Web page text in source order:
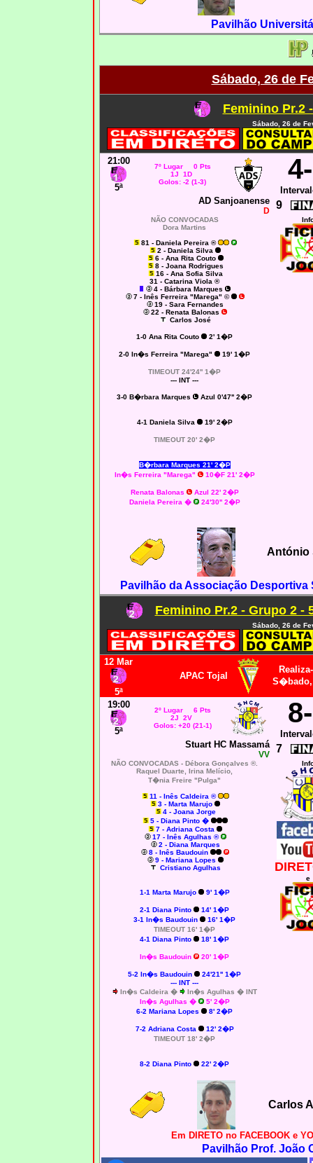
Pavilhão
Sábado, 26 de
Feminino Pr.2
Sábado, 26 de
21:00
5ª
7º Lugar 0 Pts
1J 1D
Golos: -2 (1-3)
AD Sanjoanense
D 9
NÃO CONVOCADAS
Dora Martins
81 - Daniela Pereira ®
2 - Daniela Silva
6 - Ana Rita Couto
8 - Joana Rodrigues
16 - Ana Sofia Silva
31 - Catarina Viola ®
4 - Bárbara Marques
7 - Inês Ferreira "Marega" ©
19 - Sara Fernandes
22 - Renata Balonas
Carlos José
1-0 Ana Rita Couto 2' 1�P
2-0 In�s Ferreira "Marega" 19' 1�P
TIMEOUT 24'24'' 1�P
--- INT ---
3-0 B�rbara Marques Azul 0'47'' 2�P
4-1 Daniela Silva 19' 2�P
TIMEOUT 20' 2�P
B�rbara Marques 21' 2�P
In�s Ferreira "Marega"
10�F 21' 2�P
Renata Balonas
Azul 22' 2�P
Daniela Pereira �
24'30'' 2�P
António
Pavilhão da Associação
Feminino Pr.2 - Grupo 2 -
Sábado, 26 de
12 Mar
5ª
APAC Tojal
S�bado,
19:00
5ª
2º Lugar 6 Pts
2J 2V
Golos: +20 (21-1)
Stuart HC Massamá
VV 7
NÃO CONVOCADAS - Débora Gonçalves ®.
Raquel Duarte, Irina Melício,
T�nia Freire "Pulga"
11 - Inês Caldeira ®
3 - Marta Marujo
4 - Joana Jorge
5 - Diana Pinto �
7 - Adriana Costa
17 - Inês Agulhas ®
2 - Diana Marques
8 - Inês Baudouin
9 - Mariana Lopes
Cristiano Agulhas
1-1 Marta Marujo 9' 1�P
2-1 Diana Pinto
14' 1�P
3-1 In�s Baudouin
16' 1�P
TIMEOUT 16' 1�P
4-1 Diana Pinto
18' 1�P
In�s Baudouin 20' 1�P
5-2 In�s Baudouin
24'21'' 1�P
--- INT ---
In�s Caldeira �
In�s Agulhas � INT
In�s Agulhas �
5' 2�P
6-2 Mariana Lopes
8' 2�P
7-2 Adriana Costa
12' 2�P
TIMEOUT 18' 2�P
8-2 Diana Pinto 22' 2�P
e
Carlos
Em DIRETO no FACEBOOK e
Pavilhão Prof. João